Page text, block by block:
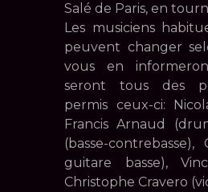
Salé de Paris, en
Les musiciens
peuvent changer
vous en
seront tous des
permis ceux-ci:
Francis Arnaud
(basse-
guitare basse),
Christophe Cravero